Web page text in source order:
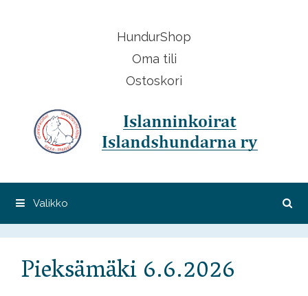
HundurShop
Oma tili
Ostoskori
Valikko
Pieksämäki 6.6.2026